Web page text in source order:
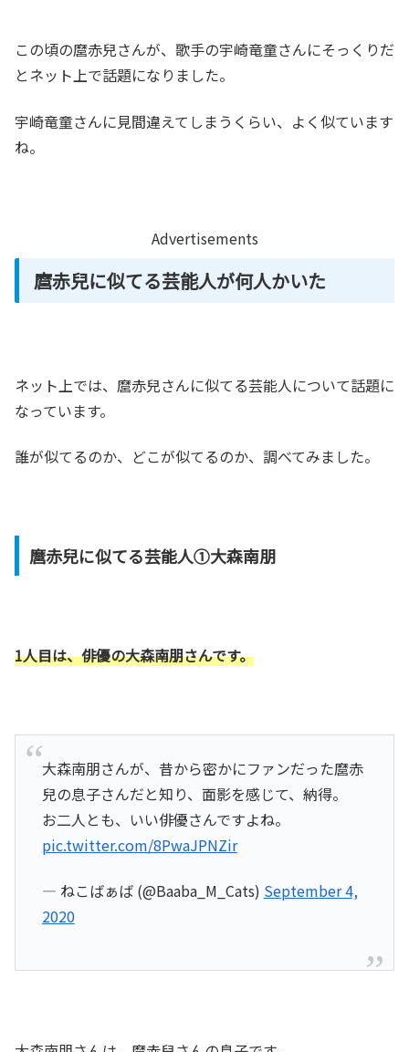
この頃の麿赤兒さんが、歌手の宇崎竜童さんにそっくりだ
とネット上で話題になりました。
宇崎竜童さんに見間違えてしまうくらい、よく似ています
ね。
Advertisements
麿赤兒に似てる芸能人が何人かいた
ネット上では、麿赤兒さんに似てる芸能人について話題に
なっています。
誰が似てるのか、どこが似てるのか、調べてみました。
麿赤兒に似てる芸能人①大森南朋
1人目は、俳優の大森南朋さんです。
大森南朋さんが、昔から密かにファンだった麿赤
兒の息子さんだと知り、面影を感じて、納得。
お二人とも、いい俳優さんですよね。
pic.twitter.com/8PwaJPNZir
— ねこばぁば (@Baaba_M_Cats) September 4,
2020